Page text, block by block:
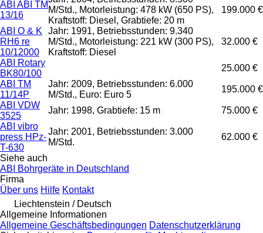
ABI ABI TM
13/16
M/Std., Motorleistung: 478 kW (650 PS),
Kraftstoff: Diesel, Grabtiefe: 20 m
199.000 €
ABI O & K
RH6 re
10/12000
Jahr: 1991, Betriebsstunden: 9.340
M/Std., Motorleistung: 221 kW (300 PS),
Kraftstoff: Diesel
32.000 €
ABI Rotary
BK80/100
25.000 €
ABI TM
11/14P
Jahr: 2009, Betriebsstunden: 6.000
M/Std., Euro: Euro 5
195.000 €
ABI VDW
3525
Jahr: 1998, Grabtiefe: 15 m
75.000 €
ABI vibro
press HPz-
T-630
Jahr: 2001, Betriebsstunden: 3.000
M/Std.
62.000 €
Siehe auch
ABI Bohrgeräte in Deutschland
Firma
Über uns Hilfe Kontakt
Liechtenstein / Deutsch
Allgemeine Informationen
Allgemeine Geschäftsbedingungen Datenschutzerklärung